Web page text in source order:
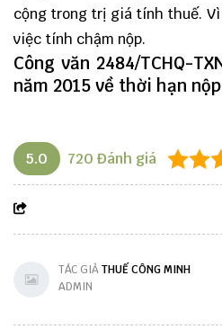
cộng trong trị giá tính thuế. Vì
việc tính chậm nộp.
Công văn 2484/TCHQ-
năm 2015 về thời hạn
5.0 720 Đánh giá
TÁC GIẢTHUẾ CÔNG MINH
ADMIN